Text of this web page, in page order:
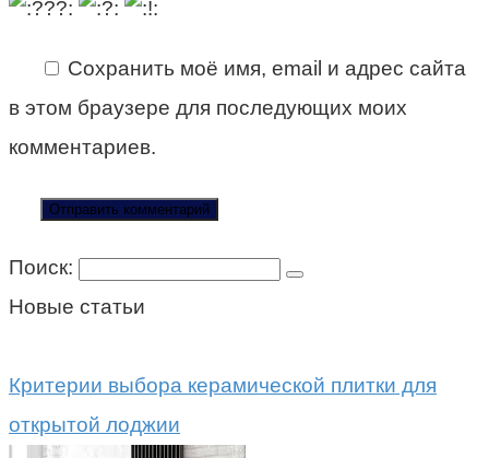
Сохранить моё имя, email и адрес сайта
в этом браузере для последующих моих
комментариев.
Поиск:
Новые статьи
Критерии выбора керамической плитки для
открытой лоджии